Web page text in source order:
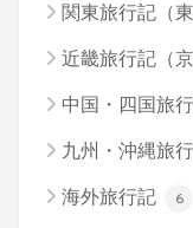
関東旅行記（
近畿旅行記（
中国・四国旅
九州・沖縄旅
海外旅行記 6